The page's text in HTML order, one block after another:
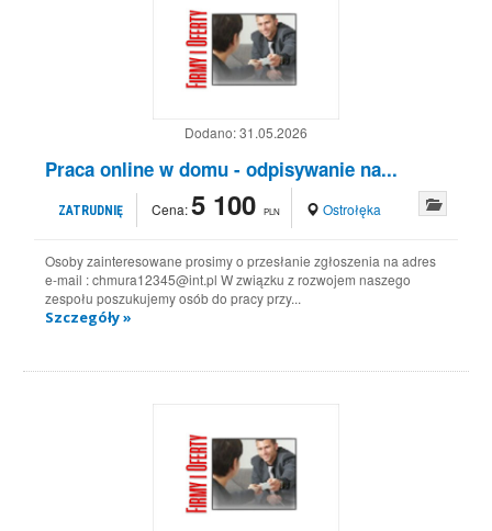
Dodano:31.05.2026
Praca online w domu - odpisywanie na...
ZATRUDNIĘ Cena:5 100 PLN Ostrołęka
Osoby zainteresowane prosimy o przesłanie zgłoszenia na adres
e-mail : chmura12345@int.pl W związku z rozwojem naszego
zespołu poszukujemy osób do pracy przy...
Szczegóły »